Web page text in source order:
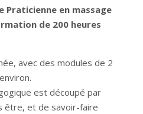
Praticienne en massage
de 200 heures
avec des modules de 2
est découpé par
être, et de savoir-faire